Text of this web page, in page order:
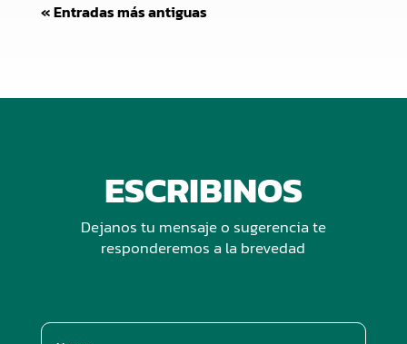
« Entradas más antiguas
ESCRIBINOS
Dejanos tu mensaje o sugerencia te
responderemos a la brevedad